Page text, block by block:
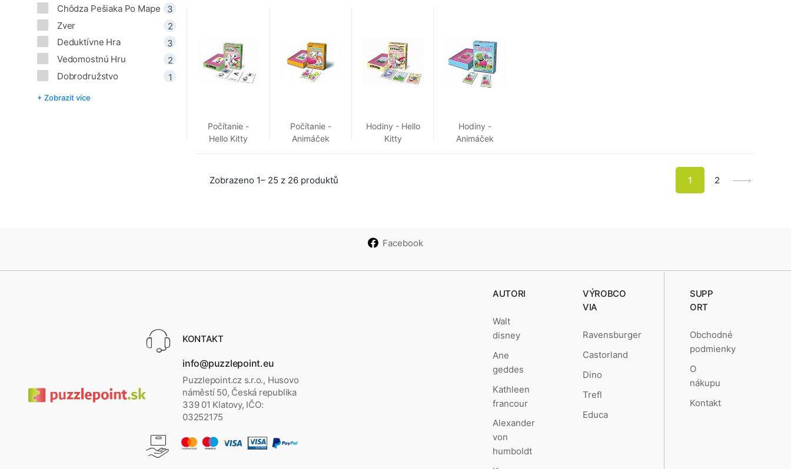
Počítanie -
Hello Kitty
Počítanie -
Animáček
Hodiny - Hello
Kitty
Hodiny -
Animáček
Zobrazeno 1– 25 z 26 produktů 1 2
Chôdza Pešiaka Po Mape
3
Zver
2
Deduktívne Hra
3
Vedomostnú Hru
2
Dobrodružstvo
1
+ Zobrazit více
Facebook
KONTAKT
info@puzzlepoint.eu
Puzzlepoint.cz s.r.o., Husovo
náměstí 50, Česká republika
339 01 Klatovy, IČO:
03252175
AUTORI
Walt
disney
Ane
geddes
Kathleen
francour
Alexander
von
humboldt
VÝROBCO
VIA
Ravensburger
Castorland
Dino
Trefl
Educa
SUPP
ORT
Obchodné
podmienky
O
nákupu
Kontakt